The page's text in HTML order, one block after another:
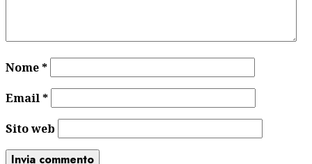
Nome*
Email*
Sito web